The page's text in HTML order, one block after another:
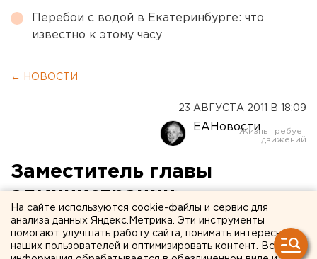
Перебои с водой в Екатеринбурге: что
известно к этому часу
← НОВОСТИ
23 АВГУСТА 2011 В 18:09
ЕАНовости
Заместитель главы
администрации
Екатеринбурга Виктор
Контеев заключен под
На сайте используются cookie-файлы и сервис для
анализа данных Яндекс.Метрика. Эти инструменты
помогают улучшать работу сайта, понимать интересы
наших пользователей и оптимизировать контент. Вся